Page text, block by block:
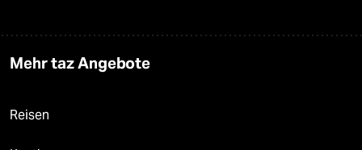
Mehr taz Angebote
Reisen